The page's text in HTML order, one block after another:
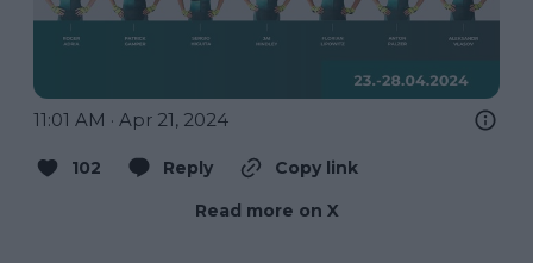
11:01 AM · Apr 21, 2024
102 Reply
Copy link
Read more on X